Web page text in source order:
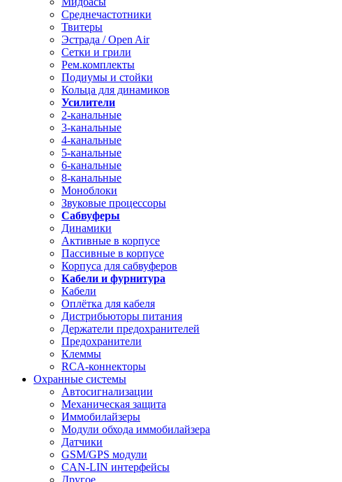
Среднечастотники
Твитеры
Эстрада / Open Air
Сетки и грили
Рем.комплекты
Подиумы и стойки
Кольца для динамиков
Усилители
2-канальные
3-канальные
4-канальные
5-канальные
6-канальные
8-канальные
Моноблоки
Звуковые процессоры
Сабвуферы
Динамики
Активные в корпусе
Пассивные в корпусе
Корпуса для сабвуферов
Кабели и фурнитура
Кабели
Оплётка для кабеля
Дистрибьюторы питания
Держатели предохранителей
Предохранители
Клеммы
RCA-коннекторы
Охранные системы
Автосигнализации
Механическая защита
Иммобилайзеры
Модули обхода иммобилайзера
Датчики
GSM/GPS модули
CAN-LIN интерфейсы
Другое